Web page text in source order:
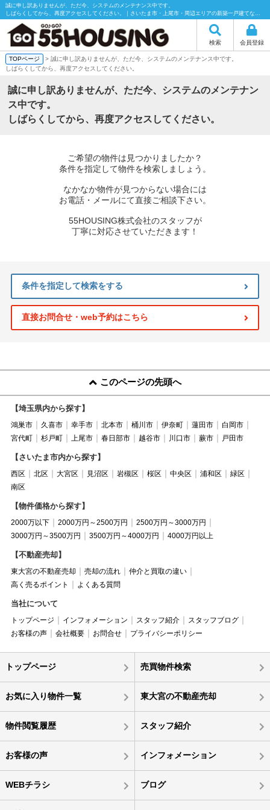
誠に申し訳ありませんが、ただ今、システムのメンテナンス中です。
しばらくしてから、再度アクセスしてください。｜さいたま市・上尾市・周辺エリアの新築一戸建てなら55HOUSING（55ハウジング）にお任せください！
検索 会員登録
TOPページ
> 誠に申し訳ありませんが、ただ今、システムのメンテナンス中です。
しばらくしてから、再度アクセスしてください。
誠に申し訳ありませんが、ただ今、システムのメンテナン
ス中です。
しばらくしてから、再度アクセスしてください。
ご希望の物件は見つかりましたか？
条件を指定して物件を検索しましょう。
なかなか物件が見つからない場合には
お電話・メールにて直接ご相談下さい。
55HOUSING株式会社のスタッフが
丁寧に対応させていただきます！
条件を指定して検索をする
直接お問合せ・web予約はこちら
このページの先頭へ
【埼玉県内から探す】
鴻巣市 久喜市 幸手市 北本市 桶川市 伊奈町 蓮田市
白岡市
宮代町
杉戸町 上尾市 春日部市 越谷市 川口市 蕨市 戸田市
【さいたま市内から探す】
西区 北区 大宮区 見沼区 岩槻区 桜区 中央区 浦和区
緑区
南区
【物件価格から探す】
2000万以下 2000万円～2500万円
2500万円～3000万円
3000万円～3500万円
3500万円～4000万円 4000万円以上
【不動産売却】
東大宮の不動産売却 売却の流れ
仲介と買取の違い
高く売るポイント
よくある質問
当社について
トップページ インフォメーション スタッフ紹介
スタッフブログ
お客様の声
会社概要 お問合せ プライバシーポリシー
トップページ 売買物件検索
お気に入り物件一覧 東大宮の不動産売却
物件閲覧履歴 スタッフ紹介
お客様の声 インフォメーション
WEBチラシ ブログ